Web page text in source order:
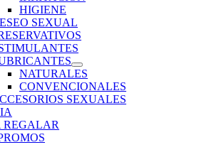
HIGIENE
SEXUAL
NATURALES
CONVENCIONALES
SEXUALES
REGALAR